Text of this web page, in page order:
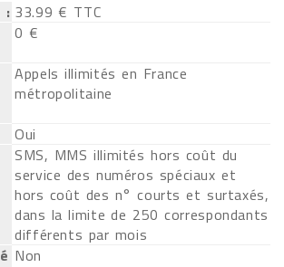
: 33.99 € TTC
0 €
Appels illimités en France
métropolitaine
Oui
SMS, MMS illimités hors coût du
service des numéros spéciaux et
hors coût des n° courts et surtaxés,
dans la limite de 250 correspondants
différents par mois
Non